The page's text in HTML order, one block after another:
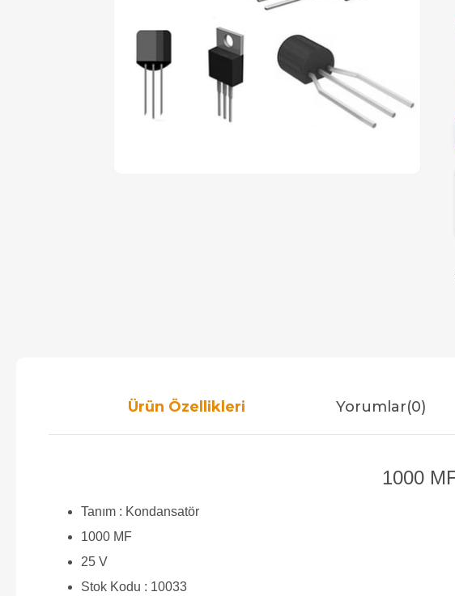
Ürün Özellikleri Yorumlar(0)
1000
Tanım : Kondansatör
1000 MF
25 V
Stok Kodu : 10033